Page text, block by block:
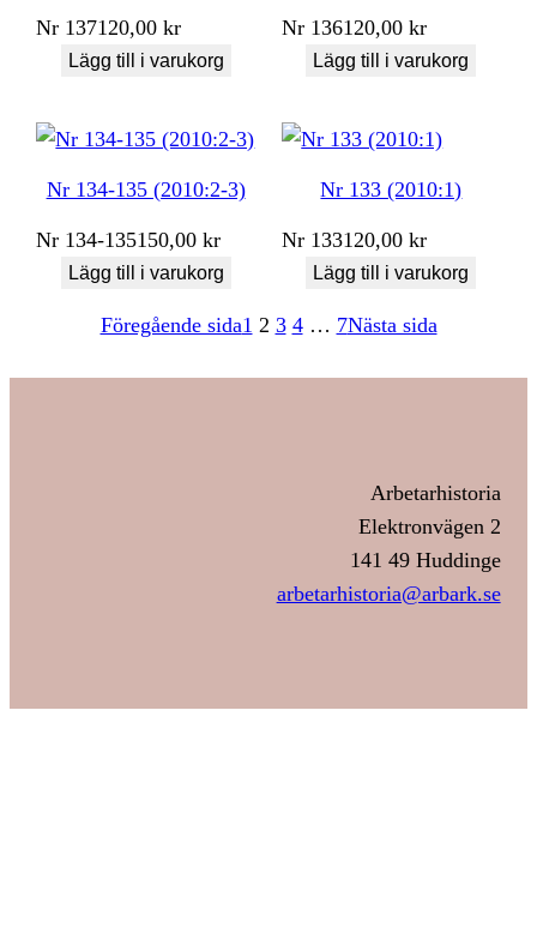
Nr 137120,00kr
Lägg till i varukorg
Nr 136120,00kr
Lägg till i varukorg
Nr 134-135 (2010:2-3)
Nr 134-135150,00kr
Lägg till i varukorg
Nr 133 (2010:1)
Nr 133120,00kr
Lägg till i varukorg
Föregående sida1 2 3 4 … 7Nästa sida
Arbetarhistoria
Elektronvägen 2
141 49 Huddinge
arbetarhistoria@arbark.se